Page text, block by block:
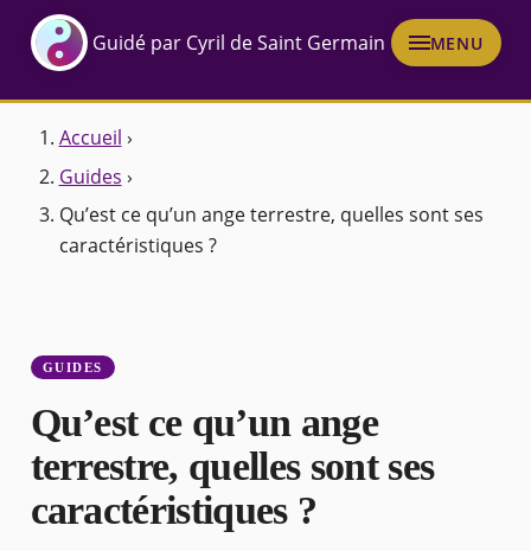
Guidé par Cyril de Saint Germain MENU
Accueil ›
Guides ›
Qu’est ce qu’un ange terrestre, quelles sont ses
caractéristiques ?
GUIDES
Qu’est ce qu’un ange
terrestre, quelles sont ses
caractéristiques ?